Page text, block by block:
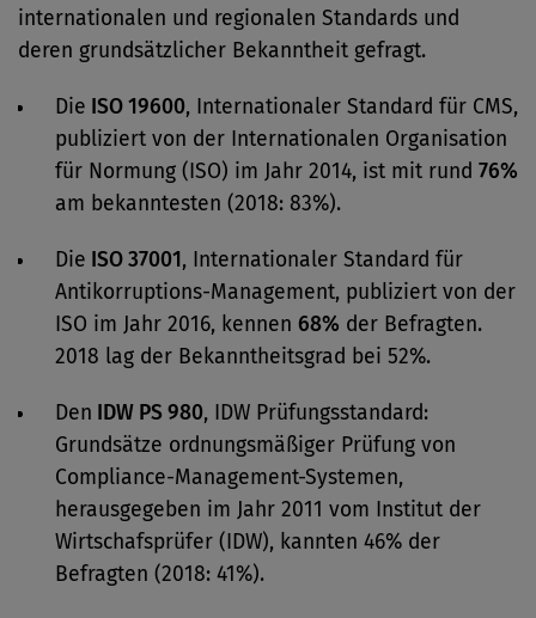
internationalen und regionalen Standards und
deren grundsätzlicher Bekanntheit gefragt.
Die ISO 19600, Internationaler Standard für CMS,
publiziert von der Internationalen Organisation
für Normung (ISO) im Jahr 2014, ist mit rund 76%
am bekanntesten (2018: 83%).
Die ISO 37001 , Internationaler Standard für
Antikorruptions-Management, publiziert von der
ISO im Jahr 2016, kennen 68% der Befragten.
2018 lag der Bekanntheitsgrad bei 52%.
Den IDW PS 980, IDW Prüfungsstandard:
Grundsätze ordnungsmäßiger Prüfung von
Compliance-Management-Systemen,
herausgegeben im Jahr 2011 vom Institut der
Wirtschafsprüfer (IDW), kannten 46% der
Befragten (2018: 41%).